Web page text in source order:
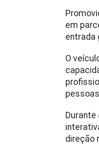
em
entrada
O
direção